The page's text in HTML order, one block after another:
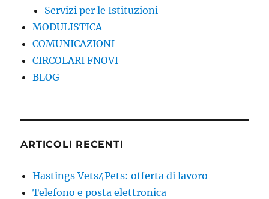
Servizi per le Istituzioni
MODULISTICA
COMUNICAZIONI
CIRCOLARI FNOVI
BLOG
ARTICOLI RECENTI
Hastings Vets4Pets: offerta di lavoro
Telefono e posta elettronica